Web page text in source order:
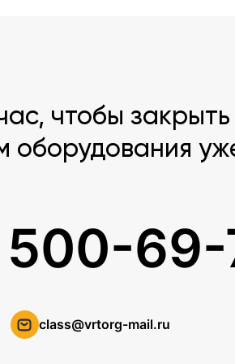
чтобы закрыть
оборудования
69-
class@vrtorg-mail.ru